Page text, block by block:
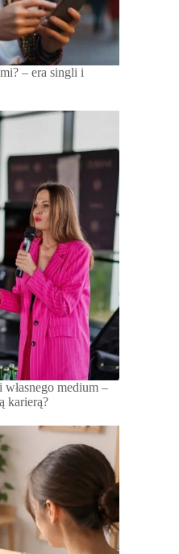
– era singli i
medium –
karierą?